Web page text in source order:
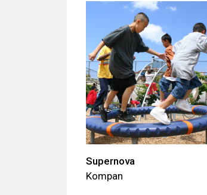
Supernova
Kompan